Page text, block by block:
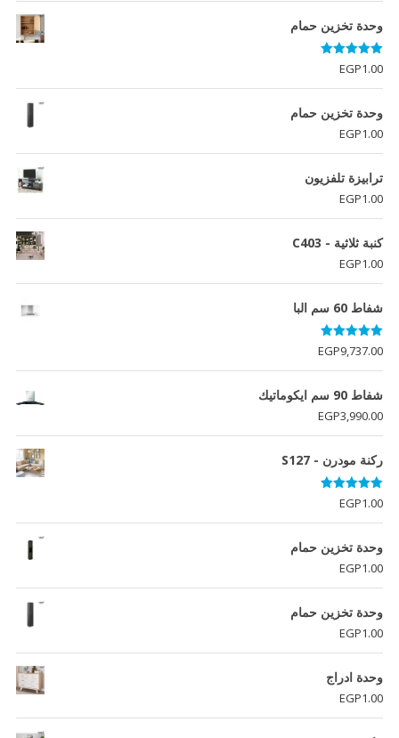
وحدة تخزين حمام
تم التقييم
5.00
من 5
EGP1.00
وحدة تخزين حمام
EGP1.00
ترابيزة تلفزيون
EGP1.00
كنبة ثلاثية - C403
EGP1.00
شفاط 60 سم البا
تم التقييم
5.00 من 5EGP9,737.00
شفاط 90 سم ايكوماتيك
EGP3,990.00
ركنة مودرن - S127
تم التقييم
5.00
من 5
EGP1.00
وحدة تخزين حمام
EGP1.00
وحدة تخزين حمام
EGP1.00
وحدة ادراج
EGP1.00